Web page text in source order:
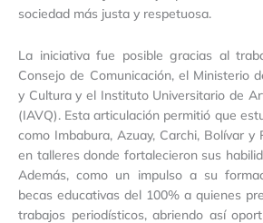
sociedad más justa y respetuosa.
La iniciativa fue posible gracias al
Consejo de Comunicación, el Ministerio
y Cultura y el Instituto Universitario de
(IAVQ). Esta articulación permitió que
como Imbabura, Azuay, Carchi, Bolívar y
en talleres donde fortalecieron sus
Además, como un impulso a su
becas educativas del 100% a quienes
trabajos periodísticos, abriendo así